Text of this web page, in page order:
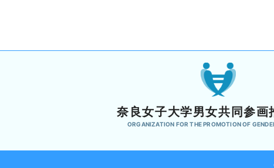
奈良女子大学男女共同参画
ORGANIZATION FOR THE PROMOTION OF